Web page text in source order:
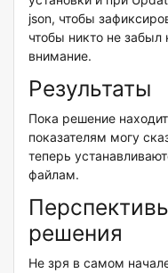
json, чтобы
чтобы никто не забыл
внимание.
Результаты
Пока решение
показателям могу
теперь
файлам.
решения
Не зря в самом